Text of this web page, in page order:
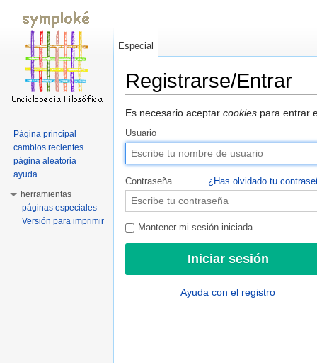
Registrarse/Entrar
Es necesario aceptar cookies para entrar
Usuario
Contraseña ¿Has olvidado tu
Mantener mi sesión iniciada
Ayuda con el registro
Especial
Página principal
cambios recientes
página aleatoria
ayuda
herramientas
páginas especiales
Versión para imprimir